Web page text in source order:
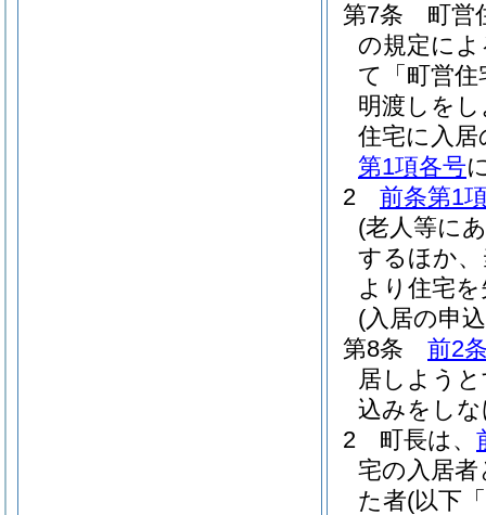
第7条
町営
の規定に
て「町営
明渡しを
住宅に入
第1項各号
2
前条第1
(老人等に
するほか
より住宅
(入居の申
第8条
前2
居しよう
込みをし
2
町長は、
宅の入居
た者(以下